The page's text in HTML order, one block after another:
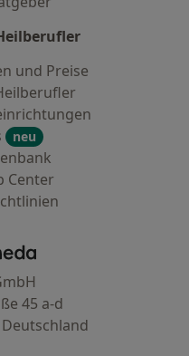
und Preise
neu
Center
- Startseite
45 a-d